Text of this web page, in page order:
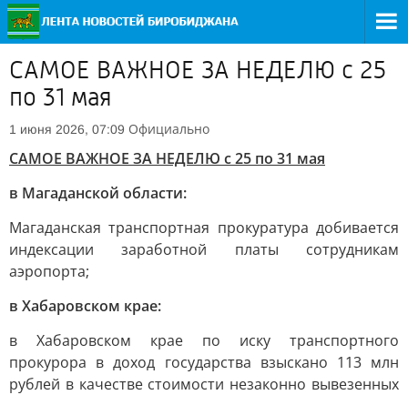
САМОЕ ВАЖНОЕ ЗА НЕДЕЛЮ с 25
по 31 мая
1 июня 2026, 07:09 Официально
САМОЕ ВАЖНОЕ ЗА НЕДЕЛЮ с 25 по 31 мая
в Магаданской области:
Магаданская транспортная прокуратура добивается
индексации заработной платы сотрудникам
аэропорта;
в Хабаровском крае:
в Хабаровском крае по иску транспортного
прокурора в доход государства взыскано 113 млн
рублей в качестве стоимости незаконно вывезенных